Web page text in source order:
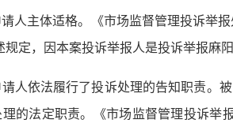
人主体适格。《市场监督管理投诉举
规定，因本案投诉举报人是投诉举报
人依法履行了投诉处理的告知职责。
的法定职责。《市场监督管理投诉举